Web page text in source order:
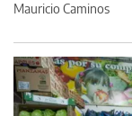
Mauricio Caminos